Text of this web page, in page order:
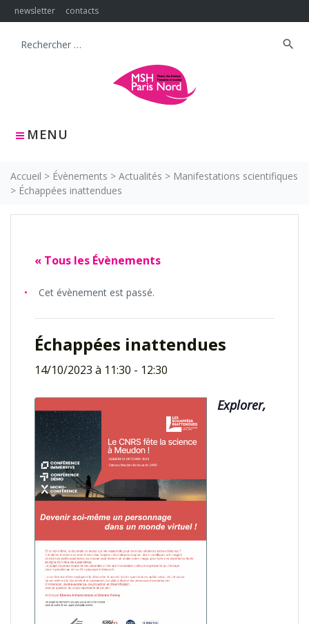
Skip
to
newsletter contacts
MENU
Search
search
Accueil > Évènements > Actualités > Manifestations scientifiques
> Échappées inattendues
« Tous les Évènements
Cet évènement est passé.
Échappées inattendues
14/10/2023 à 11:30 - 12:30
Explorer,